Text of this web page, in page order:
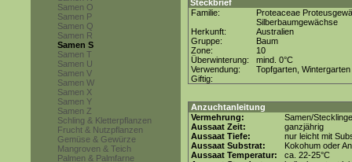
Samen O
Samen P
Samen Q
Samen R
Samen S
Samen T
Samen U
Samen V
Samen W
Samen X
Samen Y
Samen Z
Schling & Kletterpflanzen
Frucht & Nutzpflanzen
Gemüse & Gewürze
Mangroven & Teich
Palmen & Palmfarne
Steckbrief
Familie:
Proteaceae
Silberbaumgewächse
Herkunft:
Australien
Gruppe:
Baum
Zone:
10
Überwinterung:
mind. 0°C
Verwendung:
Topfgarten, Wintergarten
Giftig:
Anzuchtanleitung
Vermehrung:
Samen/Stecklinge
Aussaat Zeit:
ganzjährig
Aussaat Tiefe:
nur leicht mit
Aussaat Substrat:
Kokohum oder
Aussaat Temperatur:
ca. 22-25°C